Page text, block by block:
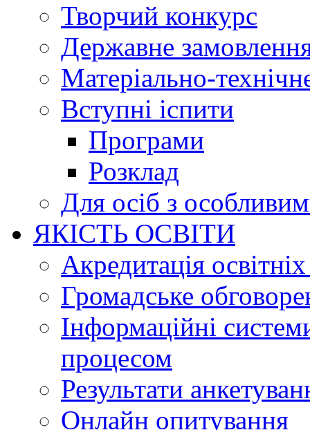
Творчий конкурс
Державне
Матеріально-
Вступні іспити
Програми
Розклад
Для осіб з
ЯКІСТЬ ОСВІТИ
Акредитація
Громадське
Інформаційні
процесом
Результати
Онлайн опитування